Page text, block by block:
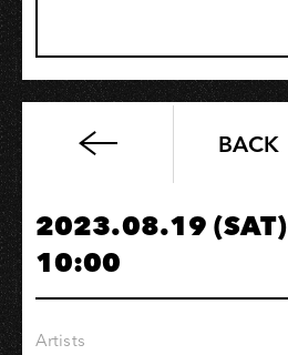
深
音
樂
讀
譜
BACK
2023.08.19 (SAT)
10:00
Artists